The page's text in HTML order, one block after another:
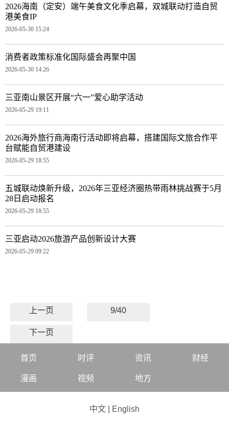
2026海南（定安）端午美食文化季启幕，双城联动打造自贸
港美食IP
2026-05-30 15:24
消费者政策标准化国际盛会再聚中国
2026-05-30 14:26
三亚南山景区开展“六一”爱心助学活动
2026-05-29 19:11
2026海外旅行商海南行活动即将启幕，搭建国际文旅合作平
台赋能自贸港建设
2026-05-29 18:55
五城联动焕新升级，2026年三亚经济圈热带雨林挑战赛于5月
28日启动报名
2026-05-29 18:55
三亚启动2026旅游产品创新设计大赛
2026-05-29 09:22
上一页 9/40
下一页
首页 时评 资讯 财经
漫画 视频 地方
中文 English